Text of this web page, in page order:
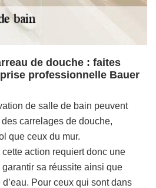
de douche : faites
professionnelle Bauer
de salle de bain peuvent
carrelages de douche,
que ceux du mur.
cette action requiert donc une
sa réussite ainsi que
d’eau. Pour ceux qui sont dans